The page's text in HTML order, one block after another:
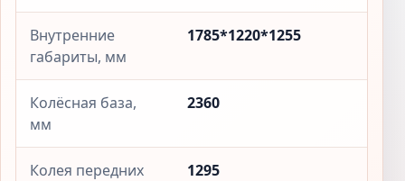
Внутренние
габариты, мм
1785*1220*1255
Колёсная база,
мм
2360
Колея передних
1295